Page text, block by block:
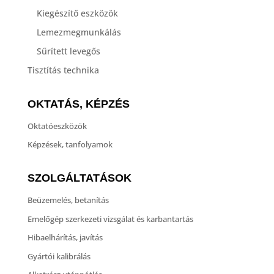
Kiegészítő eszközök
Lemezmegmunkálás
Sűrített levegős
Tisztítás technika
OKTATÁS, KÉPZÉS
Oktatóeszközök
Képzések, tanfolyamok
SZOLGÁLTATÁSOK
Beüzemelés, betanítás
Emelőgép szerkezeti vizsgálat és karbantartás
Hibaelhárítás, javítás
Gyártói kalibrálás